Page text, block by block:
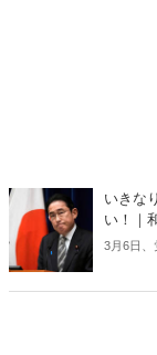
いきな
い！｜
3月6日